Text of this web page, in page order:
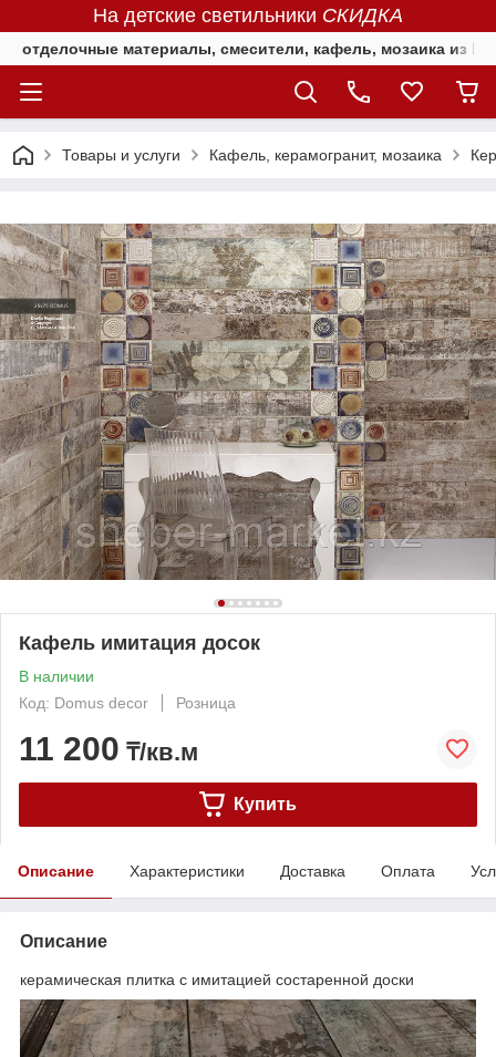
На детские светильники СКИДКА
отделочные материалы, смесители, кафель, мозаика из
Товары и услуги Кафель, керамогранит, мозаика
Кафель имитация досок
В наличии
Код: Domus decor
Розница
11 200 ₸/кв.м
Купить
Описание Характеристики Доставка Оплата
Описание
керамическая плитка с имитацией состаренной доски